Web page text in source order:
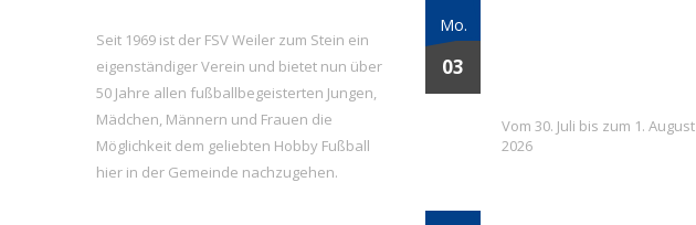
Seit 1969 ist der FSV Weiler zum Stein ein
eigenständiger Verein und bietet nun über
50 Jahre allen fußballbegeisterten Jungen,
Mädchen, Männern und Frauen die
Möglichkeit dem geliebten Hobby Fußball
hier in der Gemeinde nachzugehen.
Mo.
03
Vom 30. Juli bis zum 1. August
2026